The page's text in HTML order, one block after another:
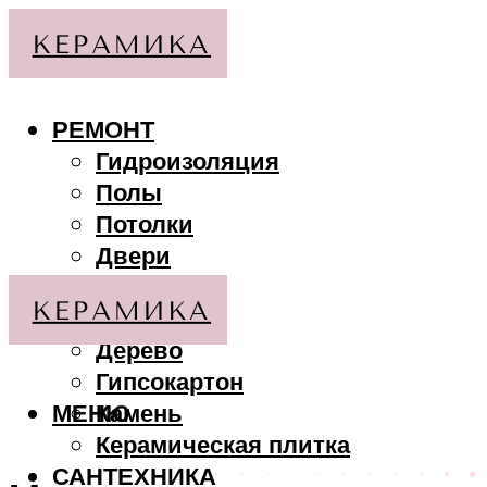
РЕМОНТ
Гидроизоляция
Полы
Потолки
Двери
МАТЕРИАЛЫ
Дерево
Гипсокартон
Камень
Керамическая плитка
САНТЕХНИКА
МЕНЮ